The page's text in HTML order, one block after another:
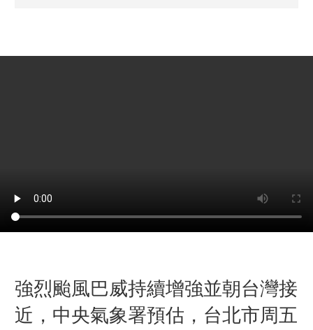
強烈颱風巴威持續增強並朝台灣接
近，中央氣象署預估，台北市周五